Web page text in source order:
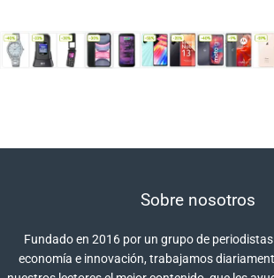
Sobre nosotros
Fundado en 2016 por un grupo de
economía e innovación, trabajamos